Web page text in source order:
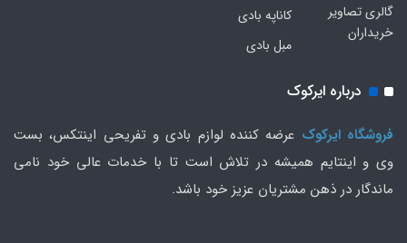
گالری تصاویر
خریداران
کاناپه بادی
مبل بادی
درباره ایرکوک
فروشگاه ایرکوک عرضه کننده لوازم بادی و تفریحی اینتکس، بست
وی و اینتایم همیشه در تلاش است تا با خدمات عالی خود نامی
ماندگار در ذهن مشتریان عزیز خود باشد.